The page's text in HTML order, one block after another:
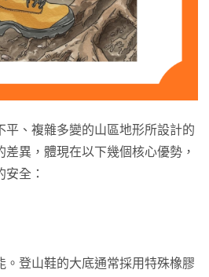
平、複雜多變的山區地形所設計的
異，體現在以下幾個核心優勢，
全：
。登山鞋的大底通常採用特殊橡膠